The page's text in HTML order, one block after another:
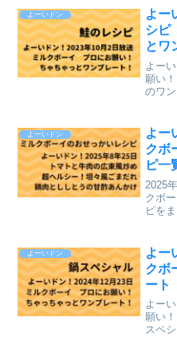
ーイ
プレ
よーいドン
よー
シピ
とワ
よー
願い
のワ
での
ルク
よーいドン
よー
クボ
ピ一
2025
クボ
ピを
ーイ
プレ
よーいドン
よー
クボ
ート
よー
願い
スペ